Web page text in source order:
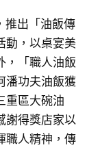
推出「油飯傳
動，以桌宴美
，「職人油飯
潘功夫油飯獲
重區大碗油
謝得獎店家以
職人精神，傳